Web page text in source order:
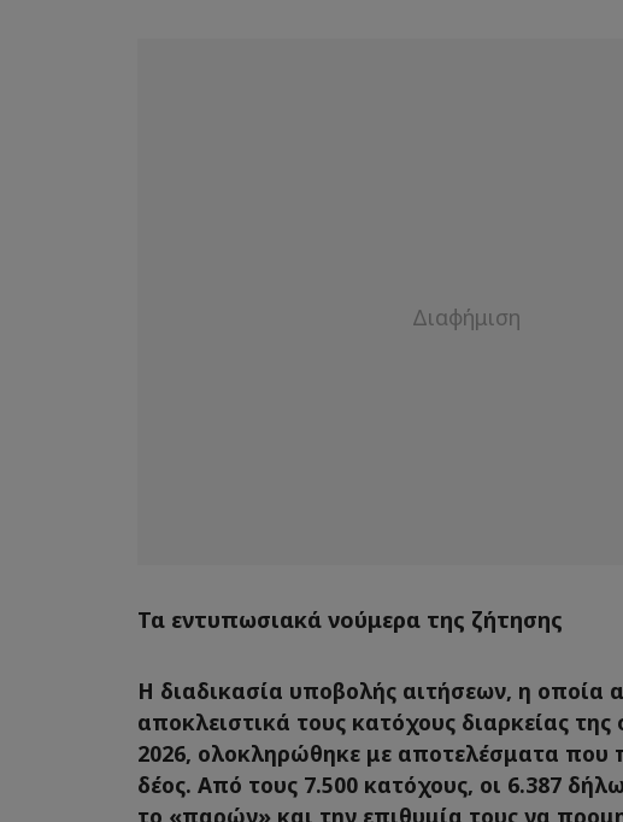
Τα εντυπωσιακά νούμερα της ζήτησης
Η διαδικασία υποβολής αιτήσεων, η οποία
αποκλειστικά τους κατόχους διαρκείας της
2026, ολοκληρώθηκε με αποτελέσματα που
δέος. Από τους 7.500 κατόχους, οι 6.387
το «παρών» και την επιθυμία τους να